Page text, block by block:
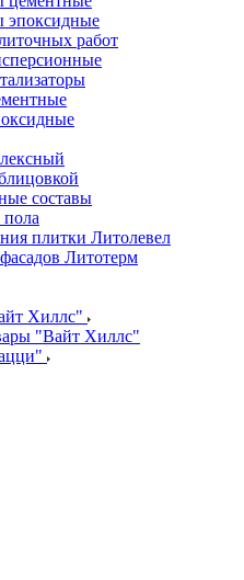
эпоксидные
работ
составы
плитки Литолевел
Литотерм
Хиллс"
"Вайт Хиллс"